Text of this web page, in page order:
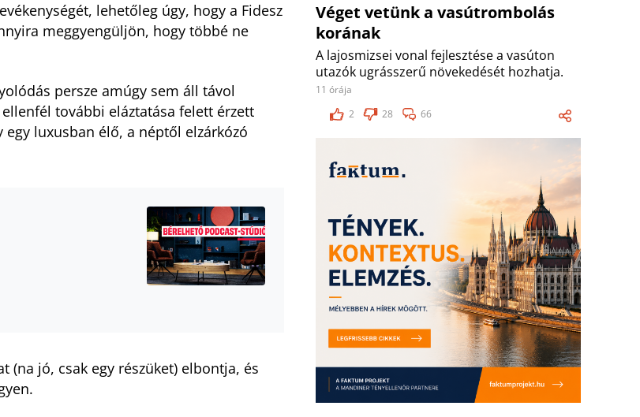
lehetőleg úgy, hogy a Fidesz
meggyengüljön, hogy többé ne
persze amúgy sem áll távol
további eláztatása felett érzett
luxusban élő, a néptől elzárkózó
(na jó, csak egy részüket) elbontja, és
Véget vetünk a vasútrombolás
korának
A lajosmizsei vonal fejlesztése a vasúton
utazók ugrásszerű növekedését hozhatja.
11 órája
2
28 66